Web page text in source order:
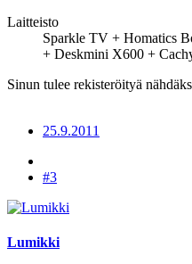
Laitteisto
Sparkle TV + Homatics
+ Deskmini X600 +
Sinun tulee rekisteröityä
25.9.2011
#3
Lumikki